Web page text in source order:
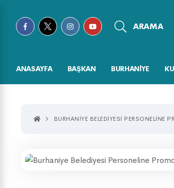
ARAMA
ANASAYFA BAŞKAN BURHANİYE
BURHANIYE BELEDIYESI PERSONELINE